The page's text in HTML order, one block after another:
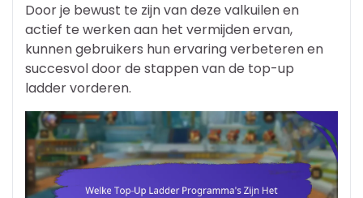
Door je bewust te zijn van deze valkuilen en
actief te werken aan het vermijden ervan,
kunnen gebruikers hun ervaring verbeteren en
succesvol door de stappen van de top-up
ladder vorderen.